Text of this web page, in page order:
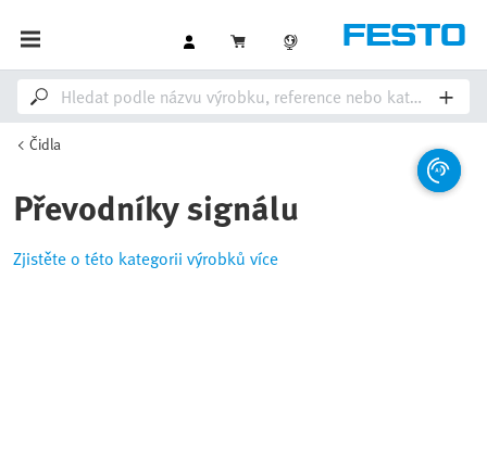
Čidla
Převodníky signálu
Zjistěte o této kategorii výrobků více